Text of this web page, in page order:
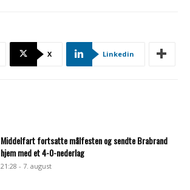
X Linkedin
Middelfart fortsatte målfesten og sendte Brabrand
hjem med et 4-0-nederlag
21:28 - 7. august